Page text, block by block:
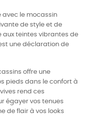
avec le mocassin
de style et de
aux teintes vibrantes de
une déclaration de
offre une
pieds dans le confort à
rend ces
égayer vos tenues
de flair à vos looks